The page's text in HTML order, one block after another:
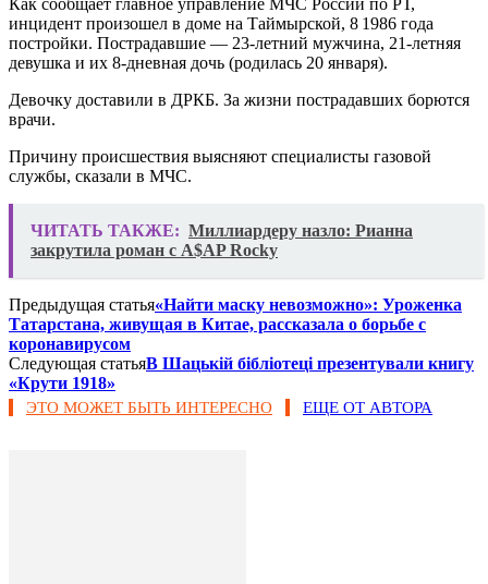
инцидент произошел в доме на Таймырской, 8 1986 года
постройки. Пострадавшие — 23-летний мужчина, 21-летняя
девушка и их 8-дневная дочь (родилась 20 января).
Девочку доставили в ДРКБ. За жизни пострадавших борются
врачи.
Причину происшествия выясняют специалисты газовой
службы, сказали в МЧС.
ЧИТАТЬ ТАКЖЕ: Миллиардеру назло: Рианна
закрутила роман с A$AP Rocky
Предыдущая статья«Найти маску невозможно»: Уроженка
Татарстана, живущая в Китае, рассказала о борьбе с
коронавирусом
Следующая статьяВ Шацькій бібліотеці презентували книгу
«Крути 1918»
ЭТО МОЖЕТ БЫТЬ ИНТЕРЕСНО ЕЩЕ ОТ АВТОРА